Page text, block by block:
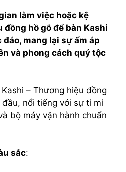
làm việc hoặc kệ
hồ gỗ để bàn Kashi
mang lại sự ấm áp
và phong cách quý tộc
Kashi – Thương hiệu đồng
đầu, nổi tiếng với sự tỉ mỉ
bộ máy vận hành chuẩn
sắc: